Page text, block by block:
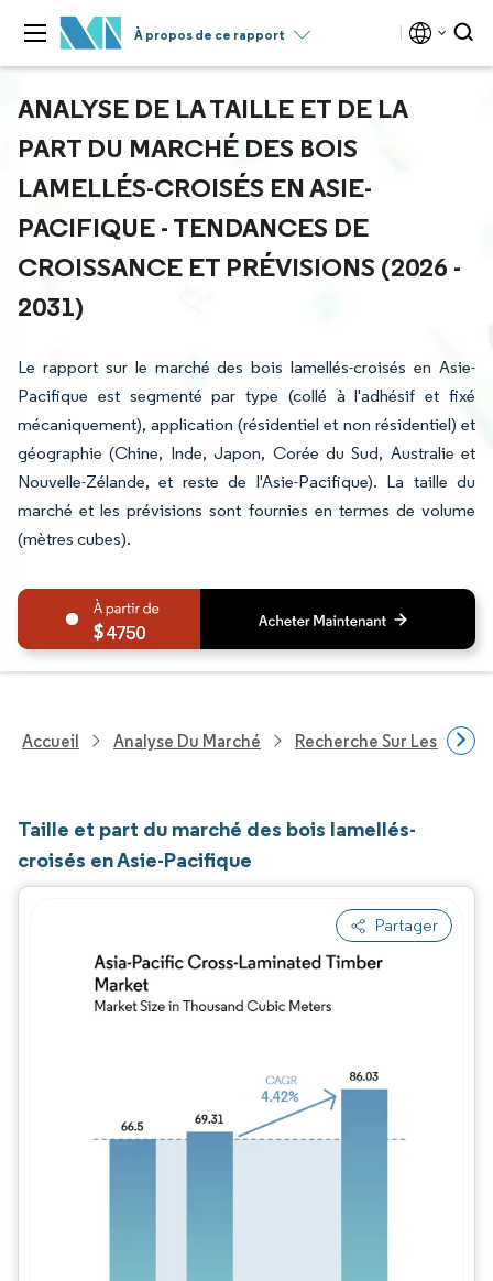
À propos de ce rapport
ANALYSE DE LA TAILLE ET DE LA
PART DU MARCHÉ DES BOIS
LAMELLÉS-CROISÉS EN ASIE-
PACIFIQUE - TENDANCES DE
CROISSANCE ET PRÉVISIONS (2026 -
2031)
Le rapport sur le marché des bois lamellés-croisés en Asie-
Pacifique est segmenté par type (collé à l'adhésif et fixé
mécaniquement), application (résidentiel et non résidentiel) et
géographie (Chine, Inde, Japon, Corée du Sud, Australie et
Nouvelle-Zélande, et reste de l'Asie-Pacifique). La taille du
marché et les prévisions sont fournies en termes de volume
(mètres cubes).
4750
Accueil Analyse Du Marché Recherche Sur Les
Taille et part du marché des bois lamellés-
croisés en Asie-Pacifique
Partager